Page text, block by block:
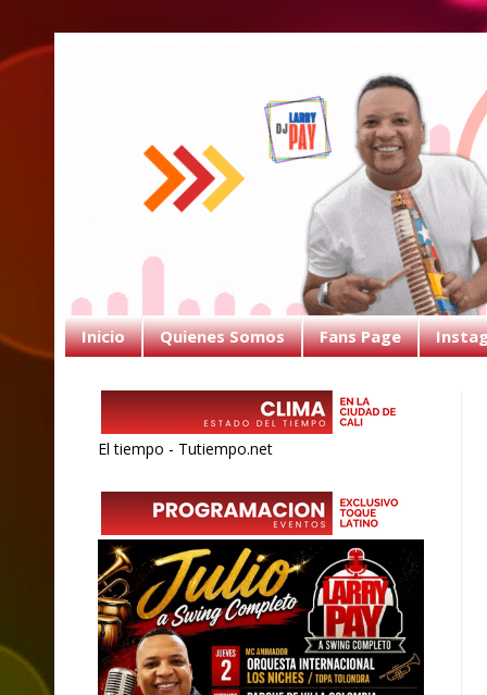
Inicio Quienes Somos Fans Page
El tiempo - Tutiempo.net